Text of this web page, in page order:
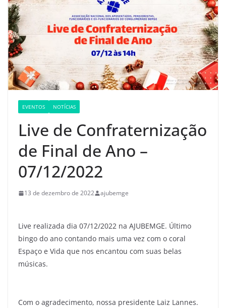
EVENTOS NOTÍCIAS
Live de Confraternização
de Final de Ano –
07/12/2022
13 de dezembro de 2022 ajubemge
Live realizada dia 07/12/2022 na AJUBEMGE. Último
bingo do ano contando mais uma vez com o coral
Espaço e Vida que nos encantou com suas belas
músicas.
Com o agradecimento, nossa presidente Laiz Lannes.